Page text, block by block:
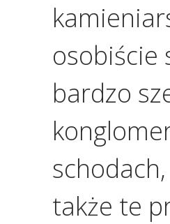
osobiście
bardzo
także te